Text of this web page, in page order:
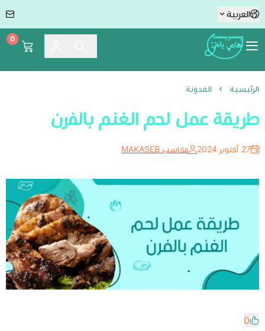
العربية
Hummmy :-) Yummmy هامي يامي
0
الرئيسية المدونة
طريقة عمل لحم الغنم بالفرن
27 أكتوبر 2024 مكاسب MAKASEB
0